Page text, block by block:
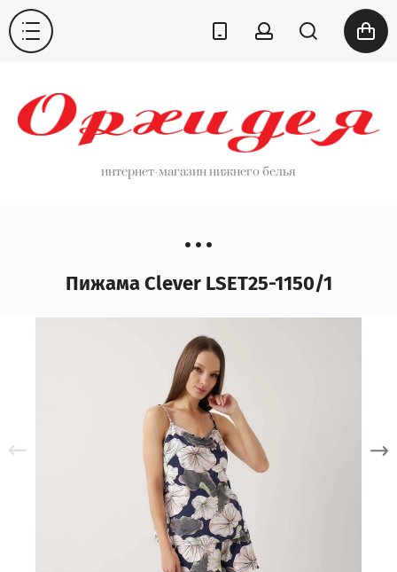
интернет-магазин нижнего белья
Пижама Clever LSET25-1150/1